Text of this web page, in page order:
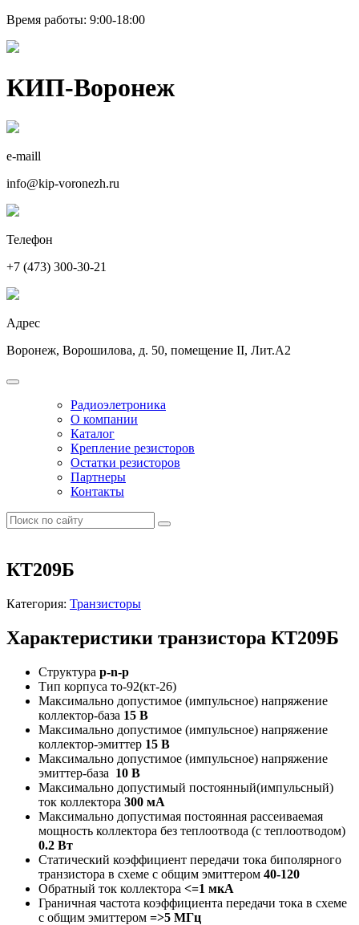
Время работы: 9:00-18:00
КИП-Воронеж
e-maill
info@kip-voronezh.ru
Телефон
+7 (473) 300-30-21
Адрес
Воронеж, Ворошилова, д. 50, помещение II, Лит.А2
Радиоэлетроника
О компании
Каталог
Крепление резисторов
Остатки резисторов
Партнеры
Контакты
КТ209Б
Категория: Транзисторы
Характеристики транзистора КТ209Б
Структура p-n-p
Тип корпуса то-92(кт-26)
Максимально допустимое (импульсное) напряжение
коллектор-база 15 В
Максимально допустимое (импульсное) напряжение
коллектор-эмиттер 15 В
Максимально допустимое (импульсное) напряжение
эмиттер-база 10 В
Максимально допустимый постоянный(импульсный)
ток коллектора 300 мА
Максимально допустимая постоянная рассеиваемая
мощность коллектора без теплоотвода (с теплоотводом)
0.2 Вт
Статический коэффициент передачи тока биполярного
транзистора в схеме с общим эмиттером 40-120
Обратный ток коллектора <=1 мкА
Граничная частота коэффициента передачи тока в схеме
с общим эмиттером =>5 МГц